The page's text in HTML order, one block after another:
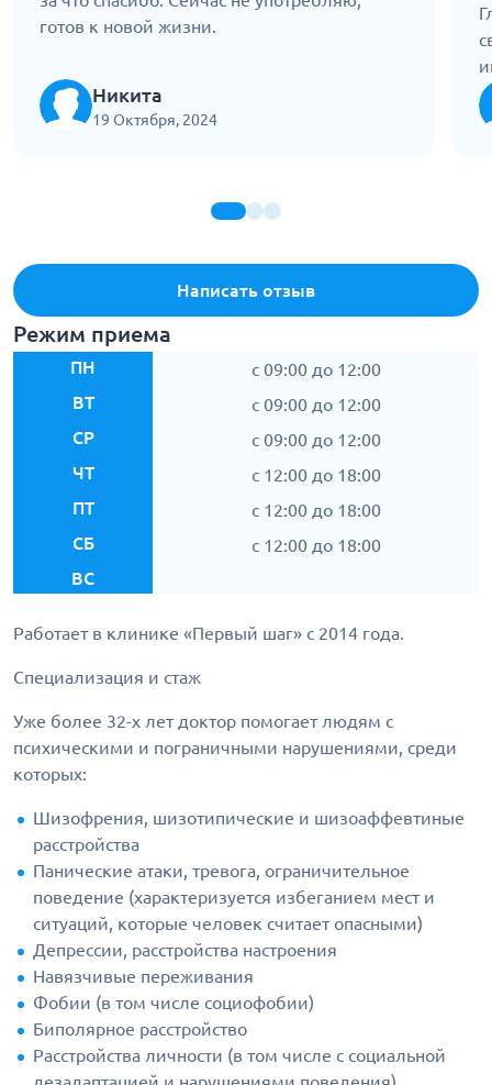
готов к новой жизни.
Никита
19 Октября, 2024
Написать отзыв
Режим приема
ПН
c 09:00 до 12:00
ВТ
c 09:00 до 12:00
СР
c 09:00 до 12:00
ЧТ
c 12:00 до 18:00
ПТ
c 12:00 до 18:00
СБ
c 12:00 до 18:00
ВС
Работает в клинике «Первый шаг» с 2014 года.
Специализация и стаж
Уже более 32-х лет доктор помогает людям с
психическими и пограничными нарушениями, среди
которых:
Шизофрения, шизотипические и шизоаффевтиные
расстройства
Панические атаки, тревога, ограничительное
поведение (характеризуется избеганием мест и
ситуаций, которые человек считает опасными)
Депрессии, расстройства настроения
Навязчивые переживания
Фобии (в том числе социофобии)
Биполярное расстройство
Расстройства личности (в том числе с социальной